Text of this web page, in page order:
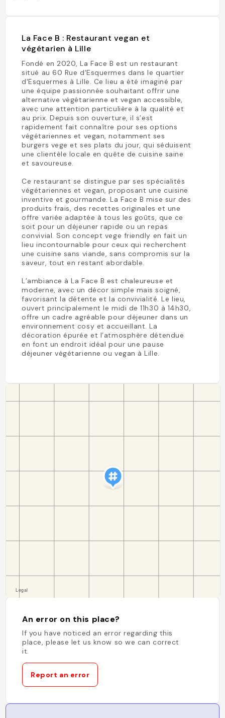
La Face B : Restaurant vegan et
végétarien à Lille
Fondé en 2020, La Face B est un restaurant
situé au 60 Rue d'Esquermes dans le quartier
d'Esquermes à Lille. Ce lieu a été imaginé par
une équipe passionnée souhaitant offrir une
alternative végétarienne et vegan accessible,
avec une attention particulière à la qualité et
au prix. Depuis son ouverture, il s’est
rapidement fait connaître pour ses options
végétariennes et vegan, notamment ses
burgers vege et ses plats du jour, qui séduisent
une clientèle locale en quête de cuisine saine
et savoureuse.
Ce restaurant se distingue par ses spécialités
végétariennes et vegan, proposant une cuisine
inventive et gourmande. La Face B mise sur des
produits frais, des recettes originales et une
offre variée adaptée à tous les goûts, que ce
soit pour un déjeuner rapide ou un repas
convivial. Son concept vege friendly en fait un
lieu incontournable pour ceux qui recherchent
une cuisine sans viande, sans compromis sur la
saveur, tout en restant abordable.
L’ambiance à La Face B est chaleureuse et
moderne, avec un décor simple mais soigné,
favorisant la détente et la convivialité. Le lieu,
ouvert principalement le midi de 11h30 à 14h30,
offre un cadre agréable pour déjeuner dans un
environnement cosy et accueillant. La
décoration épurée et l’atmosphère détendue
en font un endroit idéal pour une pause
déjeuner végétarienne ou vegan à Lille.
An error on this place?
If you have noticed an error regarding this
place, please let us know so we can correct
it.
Report an error